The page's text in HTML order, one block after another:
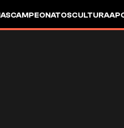
CAMPEONATOSCULTURA